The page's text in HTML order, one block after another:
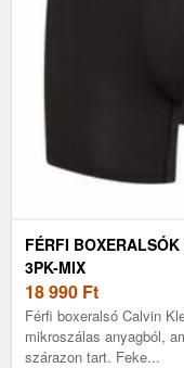
FÉRFI
3PK-MIX
18 990 Ft
Férfi boxeralsó Calvin
mikroszálas anyagból,
szárazon tart. Feke...